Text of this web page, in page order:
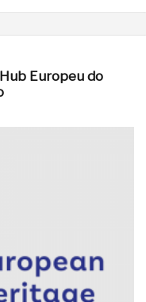
Europeu do